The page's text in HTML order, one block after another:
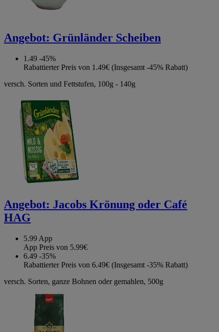
Angebot: Grünländer Scheiben
1.49 -45%
Rabattierter Preis von 1.49€ (Insgesamt -45% Rabatt)
versch. Sorten und Fettstufen, 100g - 140g
Angebot: Jacobs Krönung oder Café
HAG
5.99 App
App Preis von 5.99€
6.49 -35%
Rabattierter Preis von 6.49€ (Insgesamt -35% Rabatt)
versch. Sorten, ganze Bohnen oder gemahlen, 500g